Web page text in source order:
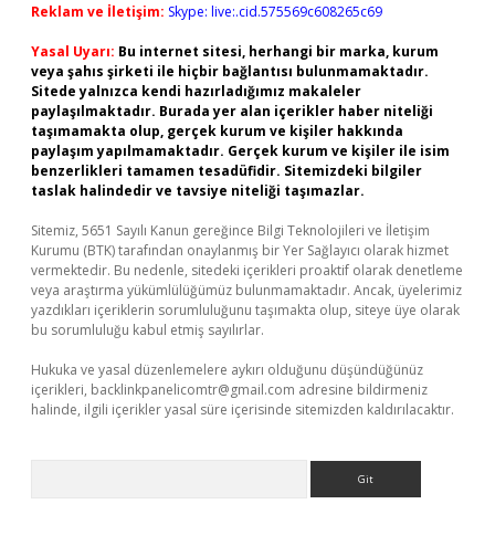
Reklam ve İletişim: Skype: live:.cid.575569c608265c69
Yasal Uyarı: Bu internet sitesi, herhangi bir marka, kurum
veya şahıs şirketi ile hiçbir bağlantısı bulunmamaktadır.
Sitede yalnızca kendi hazırladığımız makaleler
paylaşılmaktadır. Burada yer alan içerikler haber niteliği
taşımamakta olup, gerçek kurum ve kişiler hakkında
paylaşım yapılmamaktadır. Gerçek kurum ve kişiler ile isim
benzerlikleri tamamen tesadüfidir. Sitemizdeki bilgiler
taslak halindedir ve tavsiye niteliği taşımazlar.
Sitemiz, 5651 Sayılı Kanun gereğince Bilgi Teknolojileri ve İletişim
Kurumu (BTK) tarafından onaylanmış bir Yer Sağlayıcı olarak hizmet
vermektedir. Bu nedenle, sitedeki içerikleri proaktif olarak denetleme
veya araştırma yükümlülüğümüz bulunmamaktadır. Ancak, üyelerimiz
yazdıkları içeriklerin sorumluluğunu taşımakta olup, siteye üye olarak
bu sorumluluğu kabul etmiş sayılırlar.
Hukuka ve yasal düzenlemelere aykırı olduğunu düşündüğünüz
içerikleri, backlinkpanelicomtr@gmail.com adresine bildirmeniz
halinde, ilgili içerikler yasal süre içerisinde sitemizden kaldırılacaktır.